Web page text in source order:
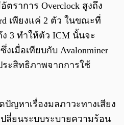
ตราการ Overclock สูงถึง
เพียงแค่ 2 ตัว ในขณะที่
3 ทำให้ตัว ICM นั้นจะ
เมื่อเทียบกับ Avalonminer
ระสิทธิภาพจากการใช้
ญหาเรื่องมลภาวะทางเสียง
ลี่ยนระบบระบายความร้อน